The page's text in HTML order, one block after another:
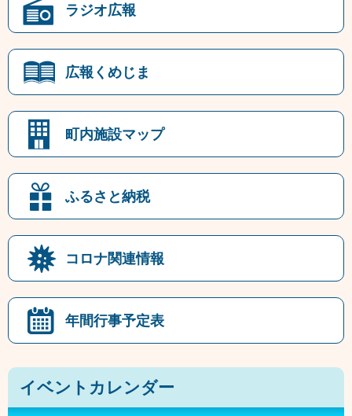
ラジオ広報
広報くめじま
町内施設マップ
ふるさと納税
コロナ関連情報
年間行事予定表
イベントカレンダー